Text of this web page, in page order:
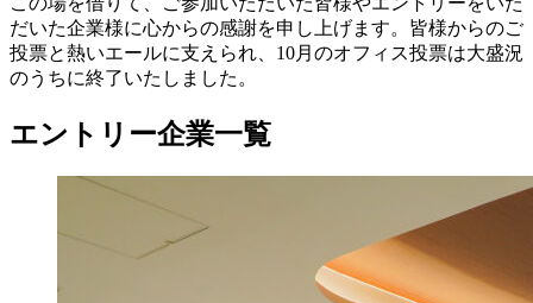
だいた企業様に心からの感謝を申し上げます。皆様からのご
投票と熱いエールに支えられ、10月のオフィス投票は大盛況
のうちに終了いたしました。
エントリー企業一覧